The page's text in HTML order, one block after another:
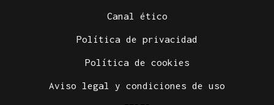
Canal ético
Política de privacidad
Política de cookies
Aviso legal y condiciones de uso